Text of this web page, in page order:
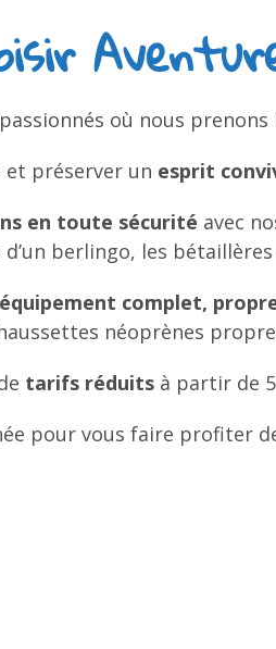
où nous
préserver un esprit
en toute sécurité avec
berlingo, les
complet,
néoprènes
tarifs réduitsà partir de
pour vous faire profiter